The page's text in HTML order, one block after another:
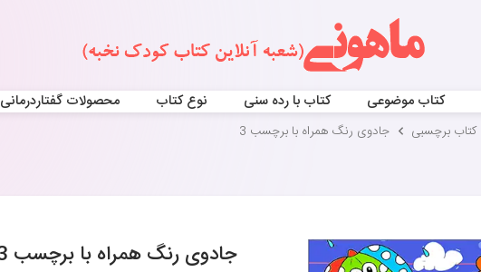
کتاب موضوعی کتاب با رده سنی نوع کتاب محصولات گفتاردرمانی
کتاب برچسبی جادوی رنگ همراه با برچسب 3
جادوی رنگ همراه با برچسب 3